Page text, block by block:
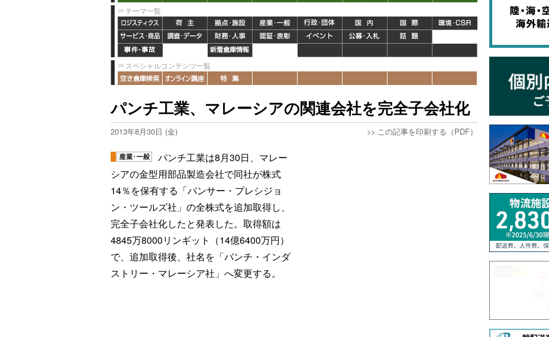
テーマ一覧
スペシャルコンテンツ一覧
パンチ工業、マレーシアの関連会社を完全子会社化
2013年8月30日 (金) >> この記事を印刷する（PDF）
パンチ工業は8月30日、マレー
シアの金型用部品製造会社で同社が株式
14％を保有する「パンサー・プレシジョ
ン・ツールズ社」の全株式を追加取得し、
完全子会社化したと発表した。取得額は
4845万8000リンギット（14億6400万円）
で、追加取得後、社名を「パンチ・インダ
ストリー・マレーシア社」へ変更する。